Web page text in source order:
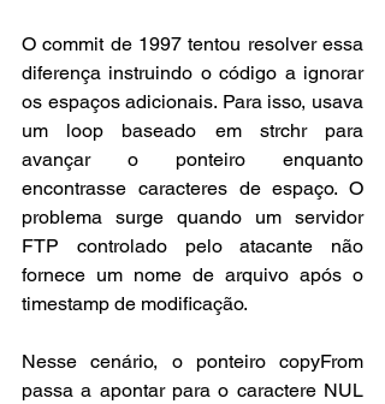
O commit de 1997 tentou resolver essa
diferença instruindo o código a ignorar
os espaços adicionais. Para isso, usava
um loop baseado em strchr para
avançar o ponteiro enquanto
encontrasse caracteres de espaço. O
problema surge quando um servidor
FTP controlado pelo atacante não
fornece um nome de arquivo após o
timestamp de modificação.
Nesse cenário, o ponteiro copyFrom
passa a apontar para o caractere NUL